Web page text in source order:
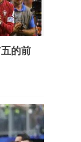
的前